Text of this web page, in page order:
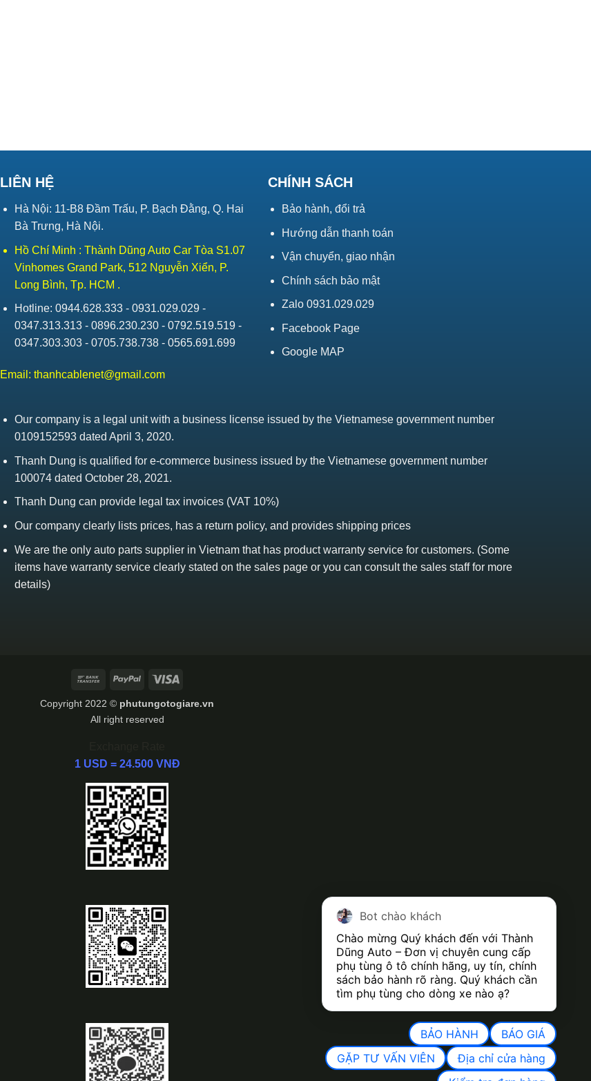
LIÊN HỆ
Hà Nội: 11-B8 Đầm Trấu, P. Bạch Đằng, Q. Hai
Bà Trưng, Hà Nội.
Hồ Chí Minh : Thành Dũng Auto Car Tòa S1.07
Vinhomes Grand Park, 512 Nguyễn Xiển, P.
Long Bình, Tp. HCM .
Hotline: 0944.628.333 - 0931.029.029 -
0347.313.313 - 0896.230.230 - 0792.519.519 -
0347.303.303 - 0705.738.738 - 0565.691.699
Email: thanhcablenet@gmail.com
CHÍNH SÁCH
Bảo hành, đổi trả
Hướng dẫn thanh toán
Vận chuyển, giao nhận
Chính sách bảo mật
Zalo 0931.029.029
Facebook Page
Google MAP
Our company is a legal unit with a business license issued by the Vietnamese government number
0109152593 dated April 3, 2020.
Thanh Dung is qualified for e-commerce business issued by the Vietnamese government number
100074 dated October 28, 2021.
Thanh Dung can provide legal tax invoices (VAT 10%)
Our company clearly lists prices, has a return policy, and provides shipping prices
We are the only auto parts supplier in Vietnam that has product warranty service for customers. (Some
items have warranty service clearly stated on the sales page or you can consult the sales staff for more
details)
Bank
PayPal
Copyright 2022 © phutungotogiare.vn
All right reserved
1 USD = 24.500 VNĐ
Bot chào khách
Chào mừng Quý khách đến với Thành
Dũng Auto – Đơn vị chuyên cung cấp
phụ tùng ô tô chính hãng, uy tín, chính
sách bảo hành rõ ràng. Quý khách cần
tìm phụ tùng cho dòng xe nào ạ?
BẢO HÀNH
BÁO GIÁ
GẶP TƯ VẤN VIÊN
Địa chỉ cửa hàng